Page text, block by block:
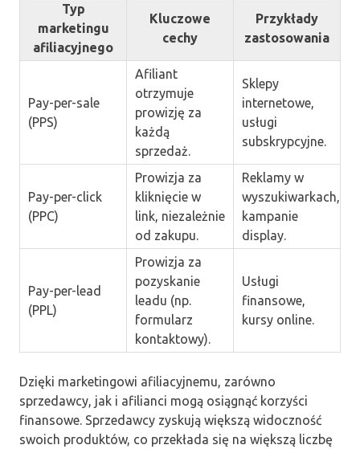
Typ
marketingu
afiliacyjnego
Kluczowe
cechy
Przykłady
zastosowania
Pay-per-sale
(PPS)
Afiliant
otrzymuje
prowizję za
każdą
sprzedaż.
Sklepy
internetowe,
usługi
subskrypcyjne.
Pay-per-click
(PPC)
Prowizja za
kliknięcie w
link, niezależnie
od zakupu.
Reklamy w
wyszukiwarkach,
kampanie
display.
Pay-per-lead
(PPL)
Prowizja za
pozyskanie
leadu (np.
formularz
kontaktowy).
Usługi
finansowe,
kursy online.
Dzięki marketingowi afiliacyjnemu, zarówno
sprzedawcy, jak i afilianci mogą osiągnąć korzyści
finansowe. Sprzedawcy zyskują większą widoczność
swoich produktów, co przekłada się na większą liczbę